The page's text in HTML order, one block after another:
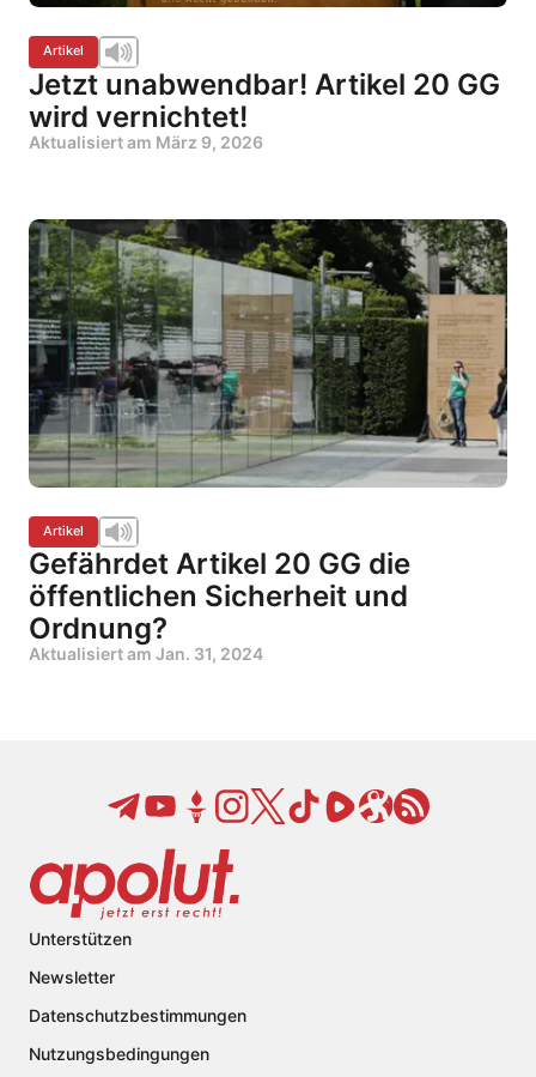
Artikel
Jetzt unabwendbar! Artikel 20 GG
wird vernichtet!
Aktualisiert am März 9, 2026
Artikel
Gefährdet Artikel 20 GG die
öffentlichen Sicherheit und
Ordnung?
Aktualisiert am Jan. 31, 2024
Unterstützen
Newsletter
Datenschutzbestimmungen
Nutzungsbedingungen